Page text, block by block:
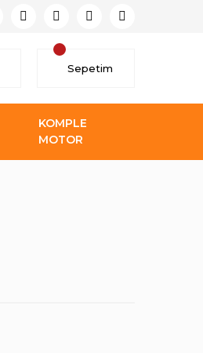
Sepetim
KOMPLE
MOTOR